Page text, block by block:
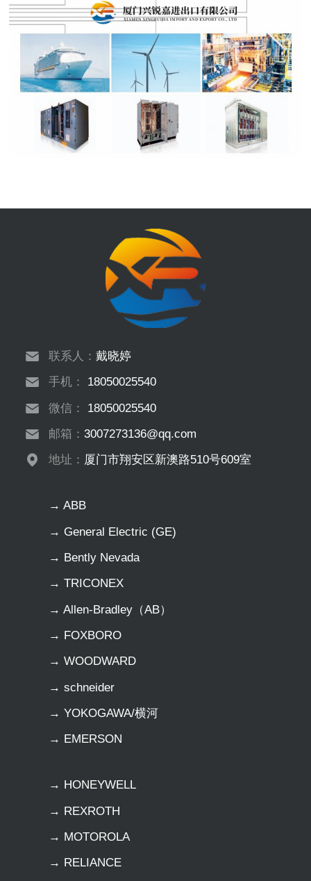
联系人：戴晓婷
手机：
18050025540
微信：
18050025540
邮箱：3007273136@qq.com
地址： 厦门市翔安区新澳路510号609室
→ ABB
→ General Electric (GE)
→ Bently Nevada
→ TRICONEX
→ Allen-Bradley（AB）
→ FOXBORO
→ WOODWARD
→ schneider
→ YOKOGAWA/横河
→ EMERSON
→ HONEYWELL
→ REXROTH
→ MOTOROLA
→ RELIANCE